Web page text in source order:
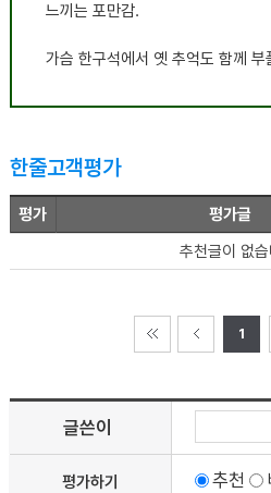
느끼는 포만감.
가슴 한구석에서 옛 추억도 함께 부
한줄고객평가
평가 평가글
추천글이 없
1
글쓴이
평가하기 추천